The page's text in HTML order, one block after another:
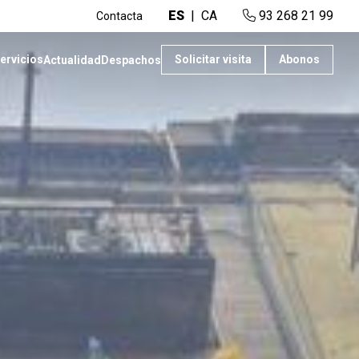
Contacta ES CA 93 268 21 99
Actualidad Despachos Solicitar visita Abonos